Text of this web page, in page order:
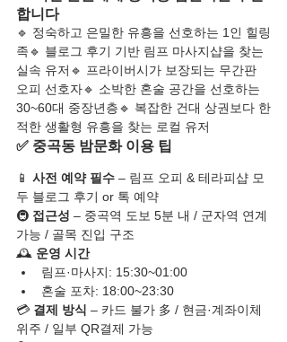
합니다
🔹 정숙하고 은밀한 유흥을 선호하는 1인 힐링
족🔹 블로그 후기 기반 림프 마사지샵을 찾는
실속 유저🔹 프라이버시가 보장되는 무간판
오피 선호자🔹 소박한 혼술 공간을 선호하는
30~60대 중장년층🔹 복잡한 건대 상권보다 한
적한 생활형 유흥을 찾는 로컬 유저
✅ 중곡동 밤문화 이용 팁
📱 사전 예약 필수 – 림프 오피 & 테라피샵 모
두 블로그 후기 or 톡 예약
🚇 접근성 – 중곡역 도보 5분 내 / 군자역 연계
가능 / 골목 진입 구조
🕰️ 운영 시간
림프·마사지: 15:30~01:00
혼술 포차: 18:00~23:30
💳 결제 방식 – 카드 불가 多 / 현금·계좌이체
위주 / 일부 QR결제 가능